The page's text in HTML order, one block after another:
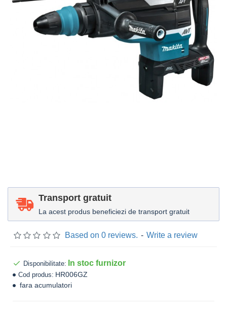
Transport gratuit
La acest produs beneficiezi de transport gratuit
Based on 0 reviews. - Write a review
Disponibilitate: In stoc furnizor
Cod produs: HR006GZ
fara acumulatori